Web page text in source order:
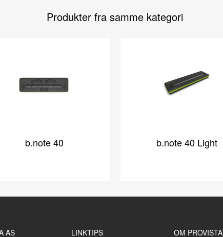
Produkter fra samme kategori
b.note 40 b.note 40 Light
AS LINKTIPS OM PROVISTA